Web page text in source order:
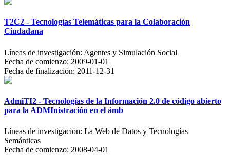
T2C2 - Tecnologías Telemáticas para la Colaboración
Ciudadana
Líneas de investigación: Agentes y Simulación Social
Fecha de comienzo: 2009-01-01
Fecha de finalización: 2011-12-31
AdmiTI2 - Tecnologías de la Información 2.0 de código abierto
para la ADMInistración en el ámb
Líneas de investigación: La Web de Datos y Tecnologías
Semánticas
Fecha de comienzo: 2008-04-01